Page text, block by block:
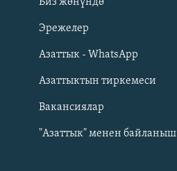
Русский
ОНЛАЙН ШЕРИНЕ
Эрежелер
Азаттык - WhatsApp
Азаттыктын тиркемеси
Вакансиялар
"Азаттык" менен байланыш